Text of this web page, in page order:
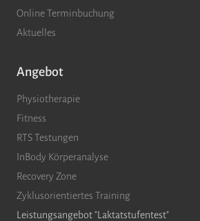
Online Terminbuchung
Aktuelles
Angebot
Physiotherapie
Fitness
RTS Testungen
InBody Körperanalyse
Recovery Zone
Zyklusorientiertes Training
Leistungsangebot "Laktatstufentest"